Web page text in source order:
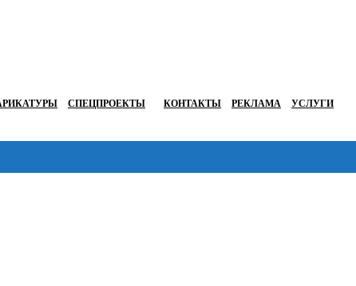
СПЕЦПРОЕКТЫ КОНТАКТЫ РЕКЛАМА УСЛУГИ